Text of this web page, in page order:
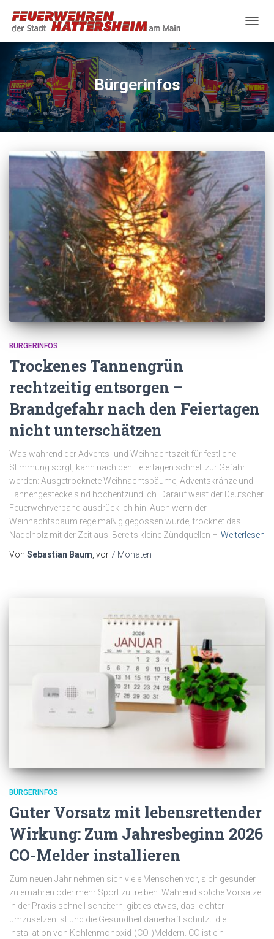
Bürgerinfos
BÜRGERINFOS
Trockenes Tannengrün
rechtzeitig entsorgen –
Brandgefahr nach den Feiertagen
nicht unterschätzen
Was während der Advents- und Weihnachtszeit für festliche
Stimmung sorgt, kann nach den Feiertagen schnell zur Gefahr
werden: Ausgetrocknete Weihnachtsbäume, Adventskränze und
Tannengestecke sind hochentzündlich. Darauf weist der Deutscher
Feuerwehrverband ausdrücklich hin. Auch wenn der
Weihnachtsbaum regelmäßig gegossen wurde, trocknet das
Nadelholz mit der Zeit aus. Bereits kleine Zündquellen – Weiterlesen
Von Sebastian Baum , vor7 Monaten
BÜRGERINFOS
Guter Vorsatz mit lebensrettender
Wirkung: Zum Jahresbeginn 2026
CO-Melder installieren
Zum neuen Jahr nehmen sich viele Menschen vor, sich gesünder
zu ernähren oder mehr Sport zu treiben. Während solche Vorsätze
in der Praxis schnell scheitern, gibt es etwas, das leichter
umzusetzen ist und die Gesundheit dauerhaft schützt: die
Installation von Kohlenmonoxid-(CO-)Meldern. CO ist ein